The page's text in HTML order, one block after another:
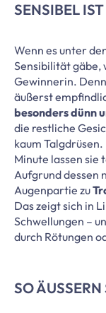
SENSIBEL IST
Wenn es unter
Sensibilität gäbe,
Gewinnerin.
äußerst
besonders dünn
die restliche
kaum Talgdrüsen.
Minute lassen sie
Aufgrund dessen
Augenpartie zu
Das zeigt sich in
Schwellungen –
durch Rötungen
SO